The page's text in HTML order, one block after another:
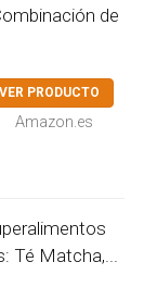
de
VER PRODUCTO
Amazon.es
Té Matcha,...